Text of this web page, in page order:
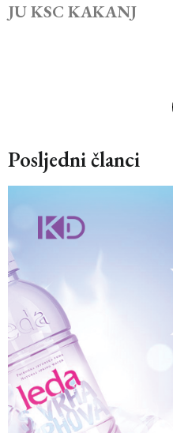
JU KSC KAKANJ
Posljedni članci